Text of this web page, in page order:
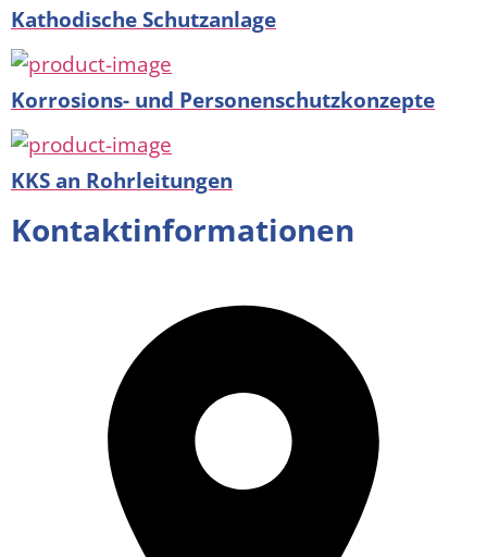
Kathodische Schutzanlage
Korrosions- und Personenschutzkonzepte
KKS an Rohrleitungen
Kontaktinformationen